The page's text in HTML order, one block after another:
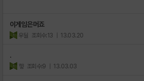
이게임은머죠
우딜 조회수:13 | 13.03.20
.
헿 조회수:9 | 13.03.03